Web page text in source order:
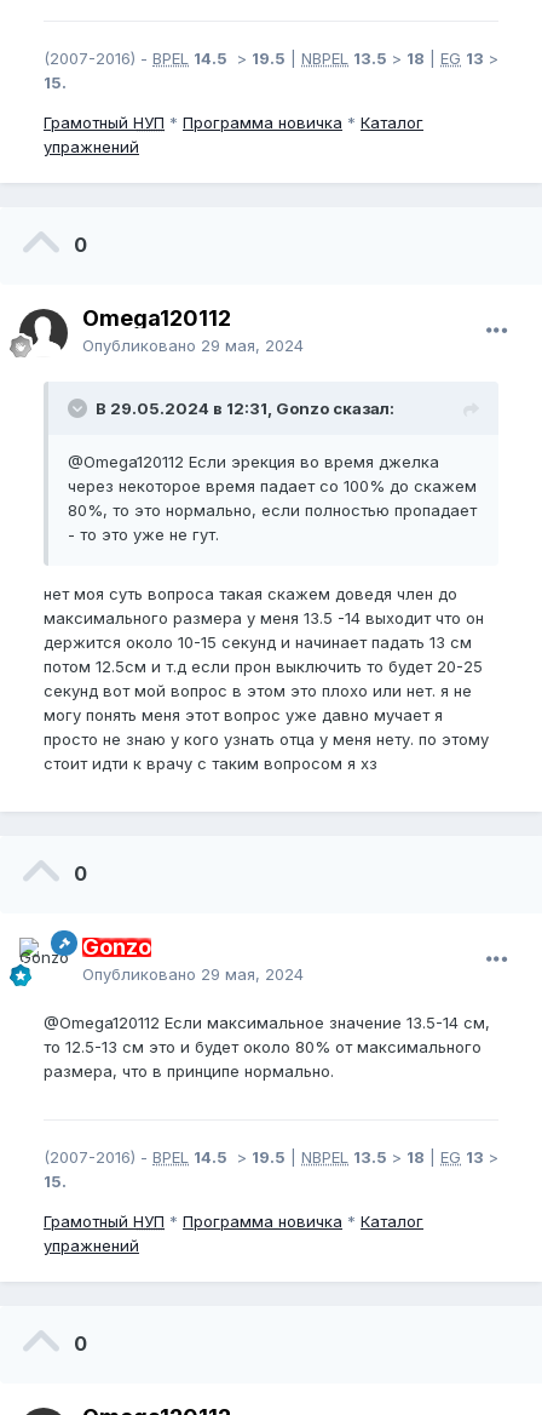
(2007-2016) - BPEL 14.5 > 19.5 NBPEL 13.5 > 18 EG 13 >
15.
Грамотный НУП * Программа новичка * Каталог
упражнений
0
Omega120112
Опубликовано 29 мая, 2024
В 29.05.2024 в 12:31, Gonzo сказал:
@Omega120112 Если эрекция во время джелка
через некоторое время падает со 100% до скажем
80%, то это нормально, если полностью пропадает
- то это уже не гут.
нет моя суть вопроса такая скажем доведя член до
максимального размера у меня 13.5 -14 выходит что он
держится около 10-15 секунд и начинает падать 13 см
потом 12.5см и т.д если прон выключить то будет 20-25
секунд вот мой вопрос в этом это плохо или нет. я не
могу понять меня этот вопрос уже давно мучает я
просто не знаю у кого узнать отца у меня нету. по этому
стоит идти к врачу с таким вопросом я хз
0
Gonzo
Опубликовано 29 мая, 2024
@Omega120112 Если максимальное значение 13.5-14 см,
то 12.5-13 см это и будет около 80% от максимального
размера, что в принципе нормально.
(2007-2016) - BPEL 14.5 > 19.5 NBPEL 13.5 > 18 EG 13 >
15.
Грамотный НУП * Программа новичка * Каталог
упражнений
0